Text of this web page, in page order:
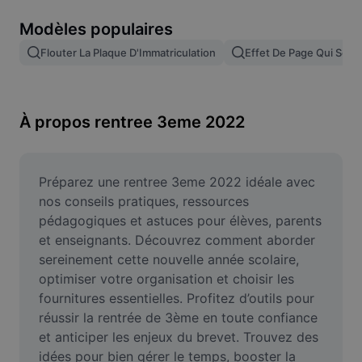
Fusion d'images
Redimensionner une image
Générateur de mèmes
AI Text Remover
AI People Remover
AI Inpainting
Face Cutout
Modèles populaires
Flouter La Plaque D'Immatriculation Effet De Page Qui Se
À propos rentree 3eme 2022
Préparez une rentree 3eme 2022 idéale avec
nos conseils pratiques, ressources
pédagogiques et astuces pour élèves, parents
et enseignants. Découvrez comment aborder
sereinement cette nouvelle année scolaire,
optimiser votre organisation et choisir les
fournitures essentielles. Profitez d’outils pour
réussir la rentrée de 3ème en toute confiance
et anticiper les enjeux du brevet. Trouvez des
idées pour bien gérer le temps, booster la